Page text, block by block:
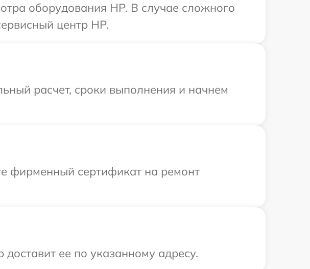
оборудования HP. В случае сложного
центр HP.
расчет, сроки выполнения и начнем
фирменный сертификат на ремонт
ее по указанному адресу.